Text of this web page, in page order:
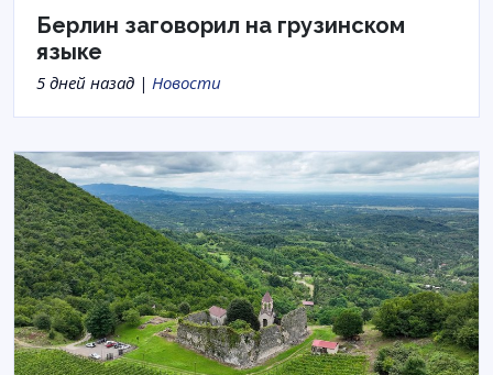
Берлин заговорил на грузинском
языке
5 дней назад | Новости